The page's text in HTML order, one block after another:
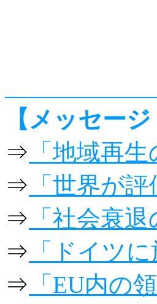
【メッセージ
⇒ 「地域再
⇒ 「世界が
⇒ 「社会衰
⇒ 「ドイツ
⇒ 「EU内の